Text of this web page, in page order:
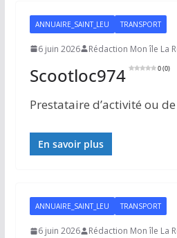
ANNUAIRE_SAINT_LEU TRANSPORT
6 juin 2026 Rédaction Mon île La
Scootloc974 0 (0)
Prestataire d’activité ou
En savoir plus
ANNUAIRE_SAINT_LEU TRANSPORT
6 juin 2026 Rédaction Mon île La